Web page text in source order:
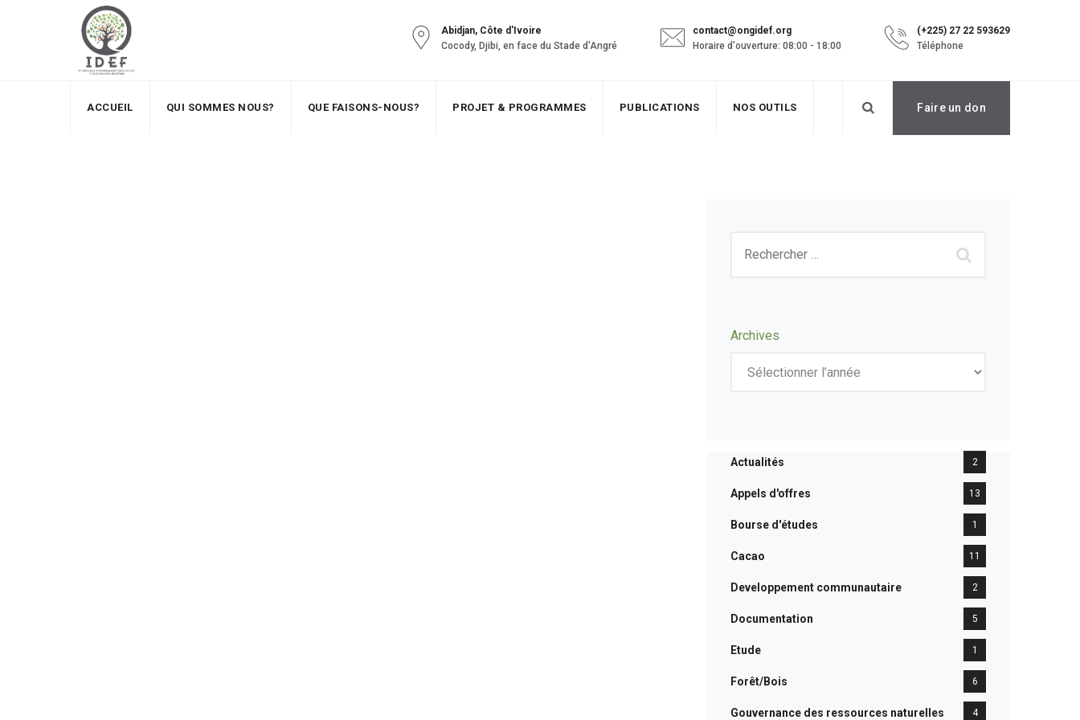
Abidjan, Côte d'Ivoire
Cocody, Djibi, en face du Stade d'Angré
contact@ongidef.org
Horaire d'ouverture: 08:00 - 18:00
(+225) 27 22 593629
Téléphone
ACCUEIL QUI SOMMES NOUS? QUE FAISONS-NOUS? PROJET & PROGRAMMES PUBLICATIONS NOS OUTILS Faire un don
Archives
Actualités 2
Appels d'offres 13
Bourse d'études 1
Cacao 11
Developpement communautaire 2
Documentation 5
Etude 1
Forêt/Bois 6
Gouvernance des ressources naturelles 4